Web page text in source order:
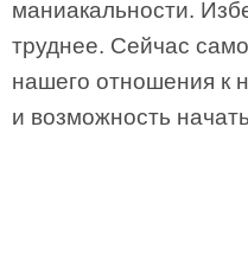
маниакальности.
труднее. Сейчас
нашего отношения к
и возможность